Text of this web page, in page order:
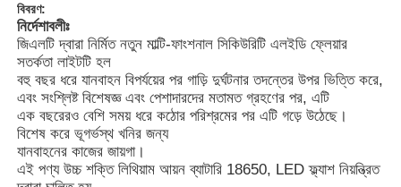
বাড়ি
পণ্য
বিবরণ:
নির্দেশাবলীঃ
জিএলটি দ্বারা নির্মিত নতুন মাল্টি-ফাংশনাল সিকিউরিটি এলইডি ফ্লেয়ার
সতর্কতা লাইটটি হল
বহু বছর ধরে যানবাহন বিপর্যয়ের পর গাড়ি দুর্ঘটনার তদন্তের উপর ভিত্তি করে,
এবং সংশ্লিষ্ট বিশেষজ্ঞ এবং পেশাদারদের মতামত গ্রহণের পর, এটি
এক বছরেরও বেশি সময় ধরে কঠোর পরিশ্রমের পর এটি গড়ে উঠেছে।
বিশেষ করে ভূগর্ভস্থ খনির জন্য
যানবাহনের কাজের জায়গা।
এই পণ্য উচ্চ শক্তি লিথিয়াম আয়ন ব্যাটারি 18650, LED ফ্ল্যাশ নিয়ন্ত্রিত